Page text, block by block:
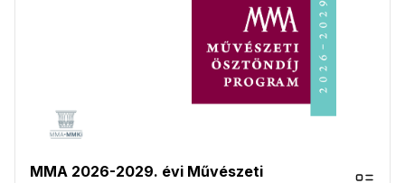
MMA 2026-2029. évi Művészeti